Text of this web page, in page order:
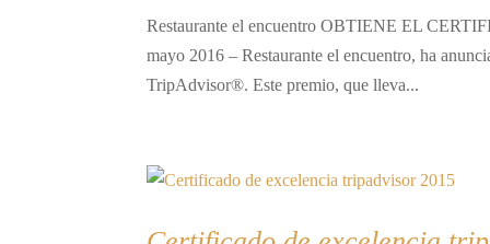
Restaurante el encuentro OBTIENE EL
mayo 2016 – Restaurante el encuentro, ha
TripAdvisor®. Este premio, que lleva...